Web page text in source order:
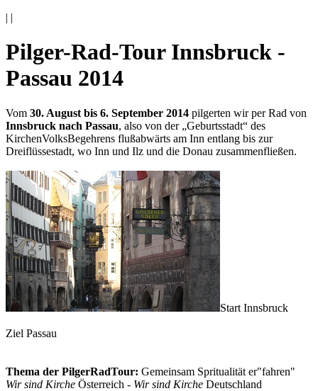
| |
Pilger-Rad-Tour Innsbruck -
Passau 2014
Vom 30. August bis 6. September 2014 pilgerten wir per Rad von
Innsbruck nach Passau, also von der „Geburtsstadt“ des
KirchenVolksBegehrens flußabwärts am Inn entlang bis zur
Dreiflüssestadt, wo Inn und Ilz und die Donau zusammenfließen.
Start Innsbruck
Ziel Passau
Thema der PilgerRadTour: Gemeinsam Spritualität er"fahren"
Wir sind Kirche Österreich - Wir sind Kirche Deutschland